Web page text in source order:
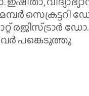
സെക്രട്ടറി
രജിസ്ട്രാർ
പങ്കെടുത്തു